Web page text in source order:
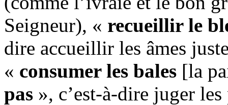
Seigneur), « recueillir le
dire accueillir les âmes
« consumer les bales [la
pas », c’est-à-dire juger